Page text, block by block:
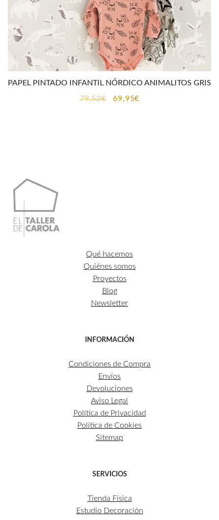
PAPEL PINTADO INFANTIL NÓRDICO ANIMALITOS GRIS
79,52€
El69,95€
Qué hacemos
Quiénes somos
Proyectos
Blog
Newsletter
INFORMACIÓN
Condiciones de Compra
Envíos
Devoluciones
Aviso Legal
Política de Privacidad
Política de Cookies
Sitemap
SERVICIOS
Tienda Física
Estudio Decoración